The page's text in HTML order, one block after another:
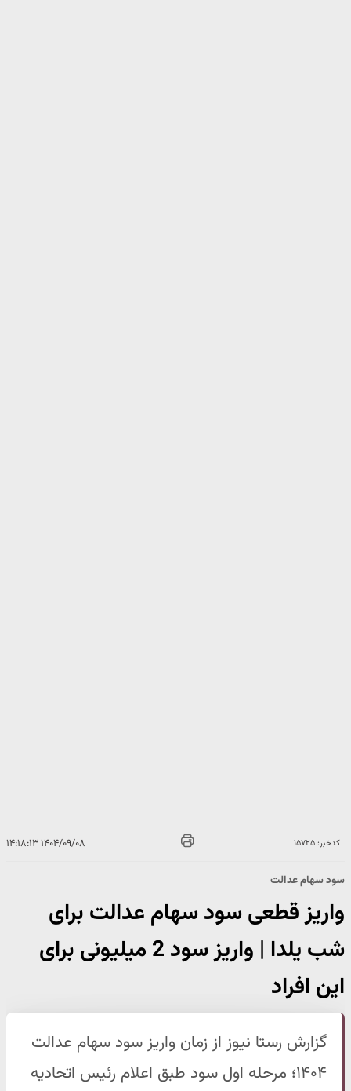
کدخبر: ۱۵۷۲۵ ۱۴۰۴/۰۹/۰۸ ۱۴:۱۸:۱۳
سود سهام عدالت
واریز قطعی سود سهام عدالت برای
شب یلدا | واریز سود 2 میلیونی برای
این افراد
گزارش رستا نیوز از زمان واریز سود سهام عدالت
۱۴۰۴؛ مرحله اول سود طبق اعلام رئیس اتحادیه